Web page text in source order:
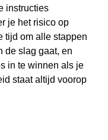
instructies
je het risico op
tijd om alle stappen
de slag gaat, en
in te winnen als je
staat altijd voorop